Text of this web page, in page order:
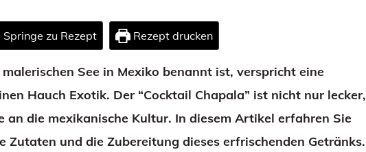
Springe zu Rezept Rezept drucken
See in Mexiko benannt ist, verspricht eine
Hauch Exotik. Der “Cocktail Chapala” ist nicht nur lecker,
an die mexikanische Kultur. In diesem Artikel erfahren Sie
Zutaten und die Zubereitung dieses erfrischenden Getränks.